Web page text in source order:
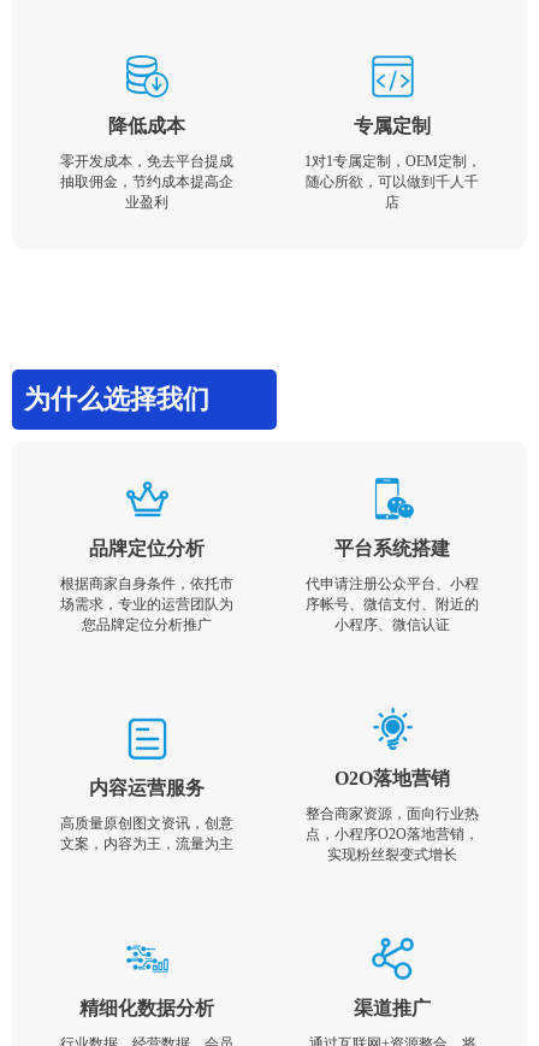
降低成本
零开发成本，免去平台提成
抽取佣金，节约成本提高企
业盈利
专属定制
1对1专属定制，OEM定制，
随心所欲，可以做到千人千
店
为什么选择我们
品牌定位分析
根据商家自身条件，依托市
场需求，专业的运营团队为
您品牌定位分析推广
平台系统搭建
代申请注册公众平台、小程
序帐号、微信支付、附近的
小程序、微信认证
内容运营服务
高质量原创图文资讯，创意
文案，内容为王，流量为主
O2O落地营销
整合商家资源，面向行业热
点，小程序O2O落地营销，
实现粉丝裂变式增长
精细化数据分析 渠道推广